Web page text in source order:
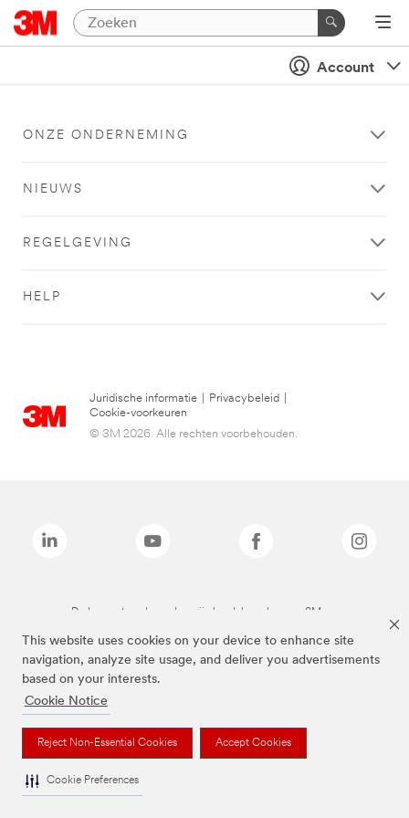
This website uses cookies on your device to enhance site
navigation, analyze site usage, and deliver you advertisements
based on your interests.
Cookie Notice
Reject Non-Essential Cookies Accept Cookies
Cookie Preferences
Account
ONZE ONDERNEMING
NIEUWS
REGELGEVING
HELP
Juridische informatie Privacybeleid
Cookie-voorkeuren
© 3M 2026. Alle rechten voorbehouden.
De bovenstaande merken zijn handelsmerken van 3M.we